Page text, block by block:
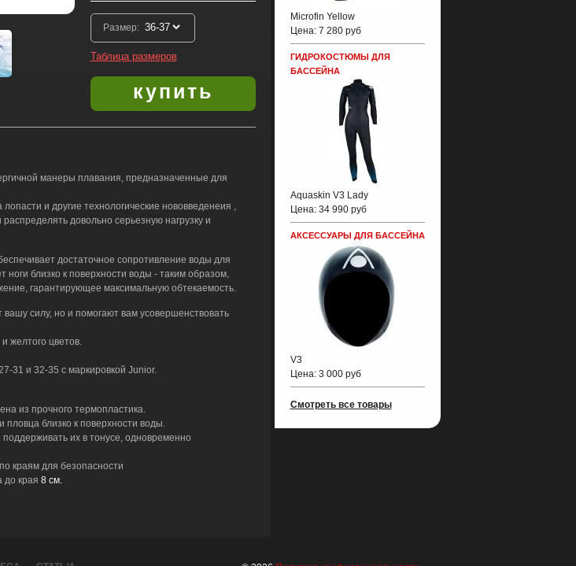
Microfin Yellow
Цена: 7 280 руб
ГИДРОКОСТЮМЫ ДЛЯ
БАССЕЙНА
Aquaskin V3 Lady
Цена: 34 990 руб
АКСЕССУАРЫ ДЛЯ БАССЕЙНА
V3
Цена: 3 000 руб
Смотреть все товары
Размер:
Таблица размеров
манеры плавания, предназначенные для
и другие технологические нововведенеия ,
довольно серьезную нагрузку и
достаточное сопротивление воды для
ноги близко к поверхности воды - таким образом,
гарантирующее максимальную обтекаемость.
силу, но и помогают вам усовершенствовать
желтого цветов.
31 и 32-35 с маркировкой Junior.
из прочного термопластика.
пловца близко к поверхности воды.
их в тонусе, одновременно
краям для безопасности
до края 8 см.